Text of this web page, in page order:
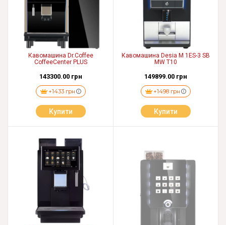
Кавомашина Dr.Coffee
CoffeeCenter PLUS
143300.00 грн
+1433 грн
Купити
Кавомашина Desia M 1ES-3 SB
MW T10
149899.00 грн
+1498 грн
Купити